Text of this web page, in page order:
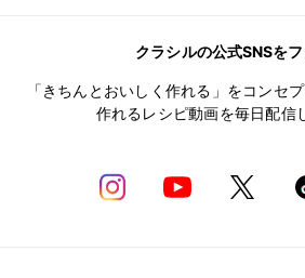
クラシルの公式SNSを
「きちんとおいしく作れる」をコンセ
作れるレシピ動画を毎日配信